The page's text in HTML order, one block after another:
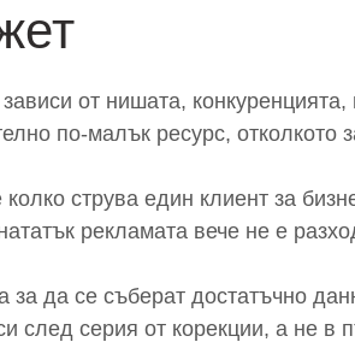
от нишата, конкуренцията,
по-малък ресурс, отколкото
струва един клиент за
рекламата вече не е
да се съберат достатъчно
след серия от корекции, а не в